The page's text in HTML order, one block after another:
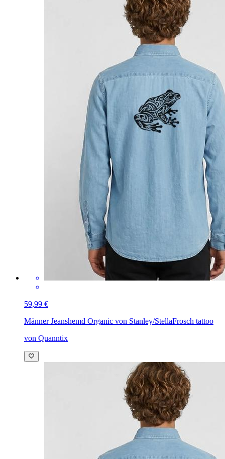
59,99 €
Männer Jeanshemd Organic von Stanley/StellaFrosch tattoo
von Quanntix